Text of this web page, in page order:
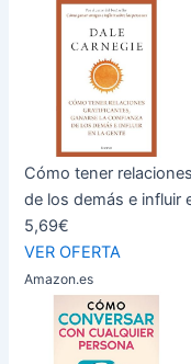
Cómo tener
de los demás e influir
5,69€
VER OFERTA
Amazon.es